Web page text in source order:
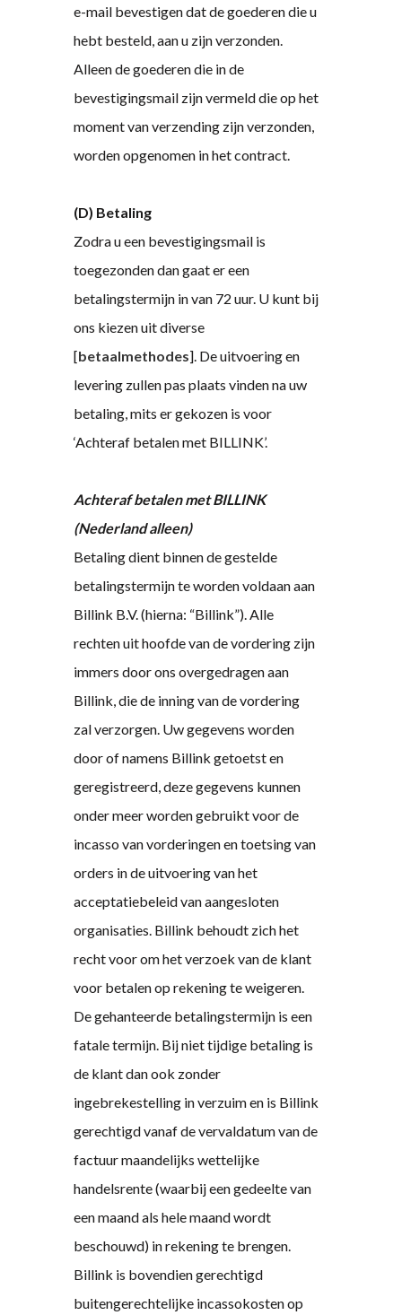
e-mail bevestigen dat de goederen die u
hebt besteld, aan u zijn verzonden.
Alleen de goederen die in de
bevestigingsmail zijn vermeld die op het
moment van verzending zijn verzonden,
worden opgenomen in het contract.
(D) Betaling
Zodra u een bevestigingsmail is
toegezonden dan gaat er een
betalingstermijn in van 72 uur. U kunt bij
ons kiezen uit diverse
[betaalmethodes]. De uitvoering en
levering zullen pas plaats vinden na uw
betaling, mits er gekozen is voor
‘Achteraf betalen met BILLINK’.
Achteraf betalen met BILLINK
(Nederland alleen)
Betaling dient binnen de gestelde
betalingstermijn te worden voldaan aan
Billink B.V. (hierna: “Billink”). Alle
rechten uit hoofde van de vordering zijn
immers door ons overgedragen aan
Billink, die de inning van de vordering
zal verzorgen. Uw gegevens worden
door of namens Billink getoetst en
geregistreerd, deze gegevens kunnen
onder meer worden gebruikt voor de
incasso van vorderingen en toetsing van
orders in de uitvoering van het
acceptatiebeleid van aangesloten
organisaties. Billink behoudt zich het
recht voor om het verzoek van de klant
voor betalen op rekening te weigeren.
De gehanteerde betalingstermijn is een
fatale termijn. Bij niet tijdige betaling is
de klant dan ook zonder
ingebrekestelling in verzuim en is Billink
gerechtigd vanaf de vervaldatum van de
factuur maandelijks wettelijke
handelsrente (waarbij een gedeelte van
een maand als hele maand wordt
beschouwd) in rekening te brengen.
Billink is bovendien gerechtigd
buitengerechtelijke incassokosten op